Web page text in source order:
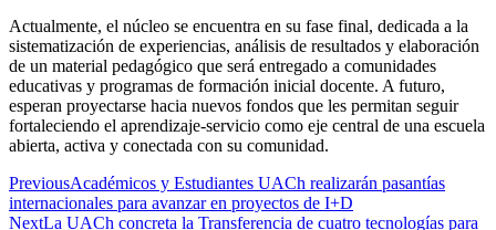
Actualmente, el núcleo se encuentra en su fase final, dedicada a la
sistematización de experiencias, análisis de resultados y elaboración
de un material pedagógico que será entregado a comunidades
educativas y programas de formación inicial docente. A futuro,
esperan proyectarse hacia nuevos fondos que les permitan seguir
fortaleciendo el aprendizaje-servicio como eje central de una escuela
abierta, activa y conectada con su comunidad.
PreviousAcadémicos y Estudiantes UACh realizarán pasantías
internacionales para avanzar en proyectos de I+D
NextLa UACh concreta la Transferencia de cuatro tecnologías para